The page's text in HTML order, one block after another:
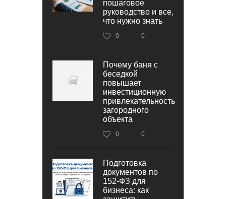
пошаговое
руководство и все,
что нужно знать
0 0
Почему баня с
беседкой
повышает
инвестиционную
привлекательность
загородного
объекта
0 0
Подготовка
документов по
152‑ФЗ для
бизнеса: как